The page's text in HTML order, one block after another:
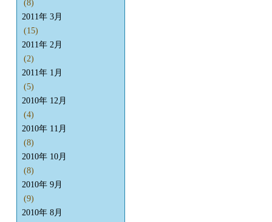
(8)
2011年 3月
(15)
2011年 2月
(2)
2011年 1月
(5)
2010年 12月
(4)
2010年 11月
(8)
2010年 10月
(8)
2010年 9月
(9)
2010年 8月